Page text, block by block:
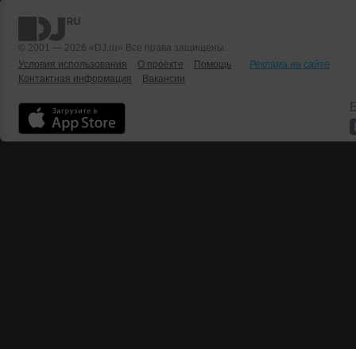
© 2001 — 2026 «DJ.ru» Все права защищены.
Условия использования
О проекте Помощь
Реклама на сайте
Контактная информация
Вакансии